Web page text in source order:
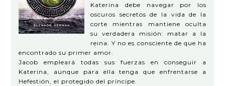
Katerina debe navegar por los
oscuros secretos de la vida de la
corte mientras mantiene oculta
su verdadera misión: matar a la
reina. Y no es consciente de que ha
encontrado su primer amor.
Jacob empleará todas sus fuerzas en conseguir a
Katerina, aunque para ella tenga que enfrentarse a
Hefestión, el protegido del príncipe.